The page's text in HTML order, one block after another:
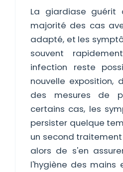
La giardiase guérit
majorité des cas
adapté, et les
souvent
infection reste
nouvelle exposition,
des mesures de
certains cas, les
persister quelque
un second
alors de s'en
l'hygiène des mains